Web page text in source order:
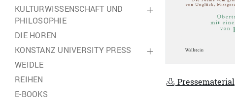
+
KULTURWISSENSCHAFT UND
PHILOSOPHIE
DIE HOREN
+
KONSTANZ UNIVERSITY PRESS
WEIDLE
REIHEN
E-BOOKS
Pressematerial